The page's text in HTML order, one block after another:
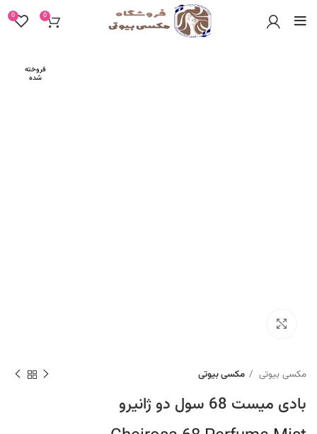
0
0
فروخته
شده
مکسی بیوتی مکسی بیوتی
بادی میست 68 سول دو ژانیرو